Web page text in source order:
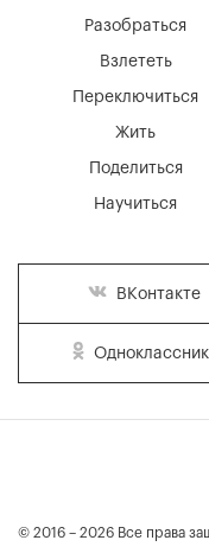
Разобраться
Взлететь
Переключиться
Жить
Поделиться
Научиться
ВКонтакте
© 2016 – 2026 Все права